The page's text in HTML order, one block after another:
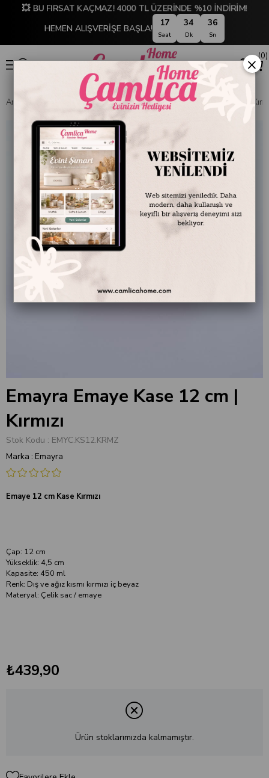
💥 BU FIRSAT KAÇMAZ! 4000 TL ÜZERİNDE %10 İNDİRİM!
HEMEN ALIŞVERİŞE BAŞLA!
17
Saat
34
Dk
36
Sn
0
Anasayfa EMAYE DÜNYASI Kaseler Emayra Emaye Kase 12 cm |
Emayra Emaye Kase 12 cm |
Kırmızı
Stok Kodu
EMYC.KS12.KRMZ
Marka : Emayra
Emaye 12 cm Kase Kırmızı
Çap: 12 cm
Yükseklik: 4,5 cm
Kapasite: 450 ml
Renk: Dış ve ağız kısmı kırmızı iç beyaz
Materyal: Çelik sac / emaye
₺439,90
Ürün stoklarımızda kalmamıştır.
×